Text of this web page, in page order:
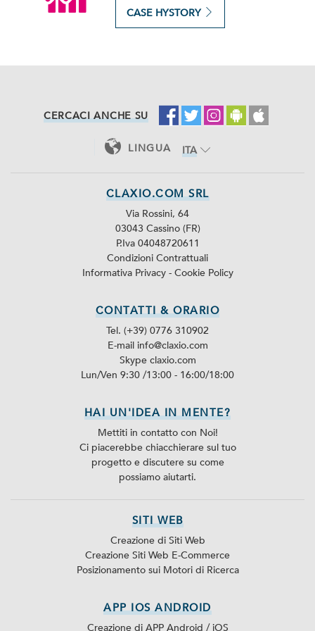
CASE HYSTORY
CERCACI ANCHE SU
LINGUA
ITA
CLAXIO.COM SRL
Via Rossini, 64
03043 Cassino (FR)
P.Iva 04048720611
Condizioni Contrattuali
Informativa Privacy - Cookie Policy
CONTATTI & ORARIO
Tel. (+39) 0776 310902
E-mail info@claxio.com
Skype claxio.com
Lun/Ven 9:30 /13:00 - 16:00/18:00
HAI UN'IDEA IN MENTE?
Mettiti in contatto con Noi!
Ci piacerebbe chiacchierare sul tuo
progetto e discutere su come
possiamo aiutarti.
SITI WEB
Creazione di Siti Web
Creazione Siti Web E-Commerce
Posizionamento sui Motori di Ricerca
APP IOS ANDROID
Creazione di APP Android / iOS